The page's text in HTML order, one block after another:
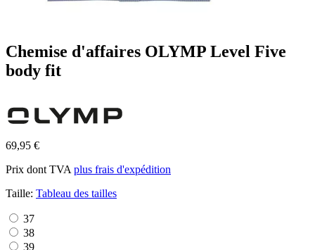
Chemise d'affaires OLYMP Level Five
body fit
69,95 €
Prix dont TVA plus frais d'expédition
Taille: Tableau des tailles
37
38
39